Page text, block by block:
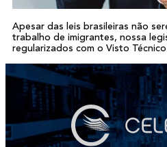
Apesar das leis brasileiras não
trabalho de imigrantes, nossa
regularizados com o Visto